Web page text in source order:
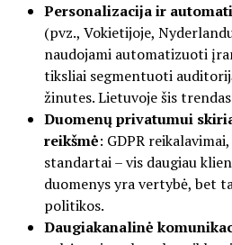
Personalizacija ir
(pvz., Vokietijoje,
naudojami automatizuoti
tiksliai segmentuoti
žinutes. Lietuvoje šis
Duomenų privatumui
reikšmė: GDPR
standartai – vis daugiau
duomenys yra vertybė, bet
politikos.
Daugiakanalinė